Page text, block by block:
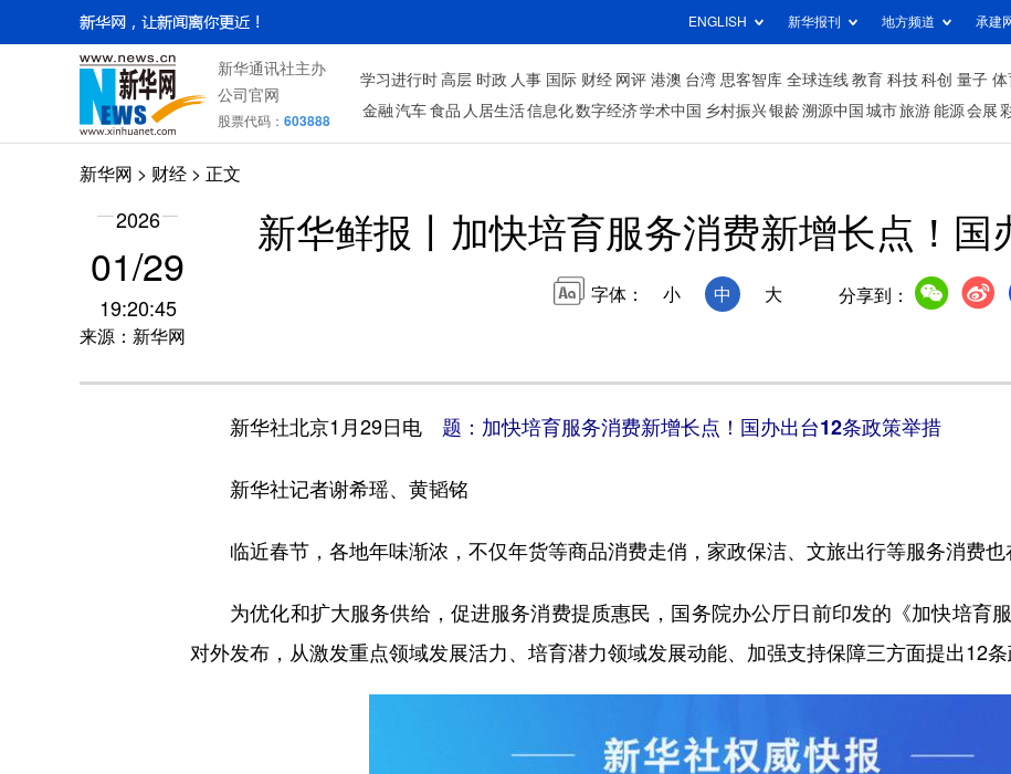
ENGLISH 新华报刊 地方频道 承建
新华通讯社主办
公司官网
股票代码： 603888
学习进行时 高层 时政 人事 国际 财经 网评 港澳 台湾 思客智库 全球连线 教育 科技 科创 量子 体
金融 汽车 食品 人居生活信息化数字经济学术中国 乡村振兴银龄溯源中国 城市旅游 能源 会展
新华网 > 财经 > 正文
2026
01/29
19:20:45
来源：新华网
新华鲜报丨加快培育服务消费新增长点！国
字体： 小 中 大 分享到：
新华社北京1月29日电 题：加快培育服务消费新增长点！国办出台12条政策举措
新华社记者谢希瑶、黄韬铭
临近春节，各地年味渐浓，不仅年货等商品消费走俏，家政保洁、文旅出行等服务消费也
为优化和扩大服务供给，促进服务消费提质惠民，国务院办公厅日前印发的《加快培育
对外发布，从激发重点领域发展活力、培育潜力领域发展动能、加强支持保障三方面提出12条